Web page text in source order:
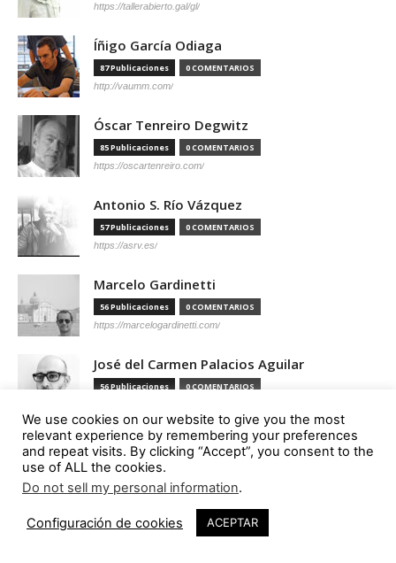
https://tallerabierto.gal/gl/
Íñigo García Odiaga
87 Publicaciones 0 COMENTARIOS
http://vaumm.com/
Óscar Tenreiro Degwitz
85 Publicaciones 0 COMENTARIOS
https://oscartenreiro.com/
Antonio S. Río Vázquez
57 Publicaciones 0 COMENTARIOS
https://asrv.es/
Marcelo Gardinetti
56 Publicaciones 0 COMENTARIOS
https://marcelogardinetti.com/
José del Carmen Palacios Aguilar
56 Publicaciones 0 COMENTARIOS
Aldo G. Facho Dede
51 Publicaciones
http://urbanistas.lat/
Sergio de Miguel García
We use cookies on our website to give you the most
relevant experience by remembering your preferences
and repeat visits. By clicking “Accept”, you consent to the
use of ALL the cookies.
Do not sell my personal information.
Configuración de cookies ACEPTAR